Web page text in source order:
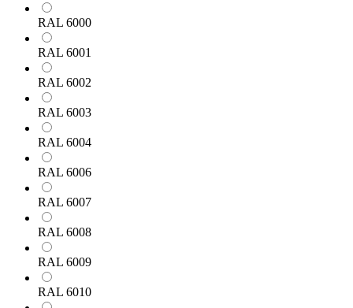
RAL 6000
RAL 6001
RAL 6002
RAL 6003
RAL 6004
RAL 6006
RAL 6007
RAL 6008
RAL 6009
RAL 6010